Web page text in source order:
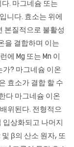
. 마그네슘 또는
니다. 효소는 위에
본질적으로 불활성
을 결합하며 이는
에 Mg 또는 Mn 이
가? 마그네슘 이온
효소가 결합 할 수
다 마그네슘 이온
위된다. 전형적으
상화되고 나머지
β의 산소 원자, 또